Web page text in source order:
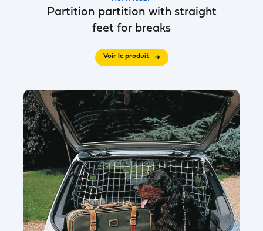
Partition partition with straight
feet for breaks
Voir le produit